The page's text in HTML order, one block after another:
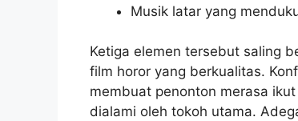
Musik latar yang
Ketiga elemen tersebut saling
film horor yang berkualitas.
membuat penonton merasa
dialami oleh tokoh utama.